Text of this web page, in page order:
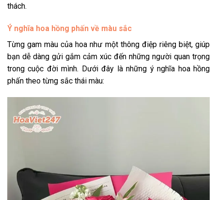
thách.
Ý nghĩa hoa hồng phấn về màu sắc
Từng gam màu của hoa như một thông điệp riêng biệt, giúp
bạn dễ dàng gửi gắm cảm xúc đến những người quan trọng
trong cuộc đời mình. Dưới đây là những ý nghĩa hoa hồng
phấn theo từng sắc thái màu: